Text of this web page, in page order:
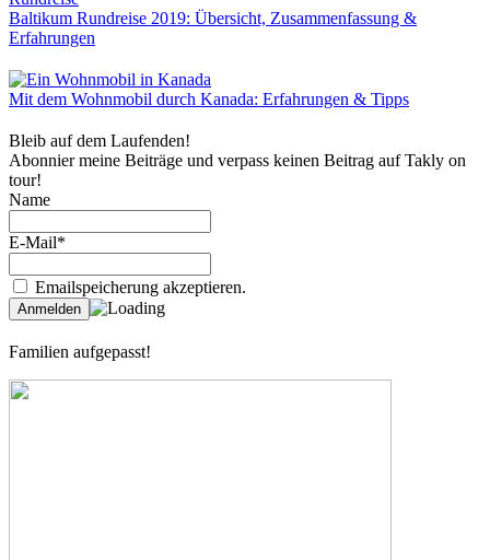
Baltikum Rundreise 2019: Übersicht, Zusammenfassung &
Erfahrungen
Mit dem Wohnmobil durch Kanada: Erfahrungen & Tipps
Bleib auf dem Laufenden!
Abonnier meine Beiträge und verpass keinen Beitrag auf Takly on
tour!
Name
E-Mail*
Emailspeicherung akzeptieren.
Familien aufgepasst!